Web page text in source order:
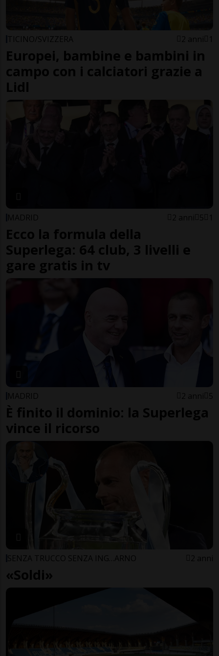
TICINO/SVIZZERA 2 anni 1
Europei, bambine e bambini in
campo con i calciatori grazie a
Lidl
MADRID 2 anni 5 1
Ecco la formula della
Superlega: 64 club, 3 livelli e
gare gratis in tv
MADRID 2 anni 5
È finito il dominio: la Superlega
vince il ricorso
SENZA TRUCCO SENZA ING…ARNO 2 anni
«Soldi»